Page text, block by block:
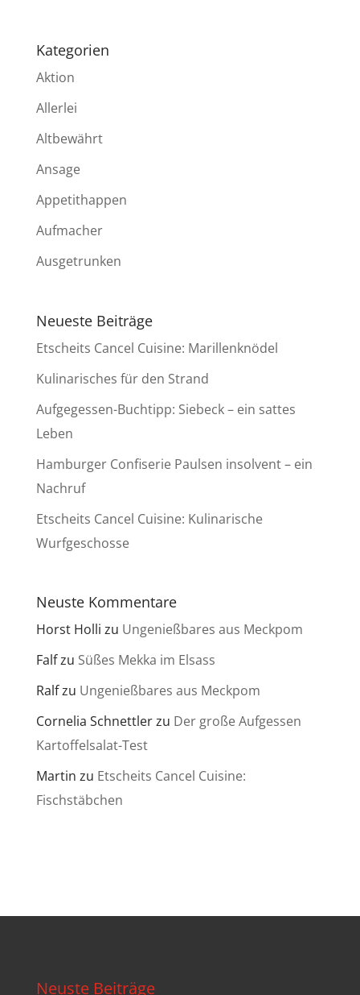
Kategorien
Aktion
Allerlei
Altbewährt
Ansage
Appetithappen
Aufmacher
Ausgetrunken
Neueste Beiträge
Etscheits Cancel Cuisine: Marillenknödel
Kulinarisches für den Strand
Aufgegessen-Buchtipp: Siebeck – ein sattes
Leben
Hamburger Confiserie Paulsen insolvent – ein
Nachruf
Etscheits Cancel Cuisine: Kulinarische
Wurfgeschosse
Neuste Kommentare
Horst Holli zu Ungenießbares aus Meckpom
Falfzu Süßes Mekka im Elsass
Ralfzu Ungenießbares aus Meckpom
Cornelia Schnettlerzu Der große Aufgessen
Kartoffelsalat-Test
Martin zu Etscheits Cancel Cuisine:
Fischstäbchen
Neuste Beiträge